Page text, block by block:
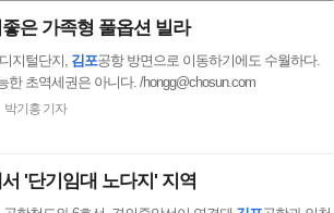
은 가족형 풀옵션 빌라
지털단지, 김포공항 방면으로 이동하기에도 수월하다.
초역세권은 아니다. /hongg@chosun.com
박기홍 기자
'단기임대 노다지' 지역